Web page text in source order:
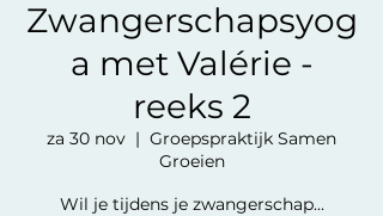
Zwangerschapsyog
a met Valérie -
reeks 2
za 30 nov
  |
Groepspraktijk Samen
Groeien
Wil je tijdens je zwangerschap...